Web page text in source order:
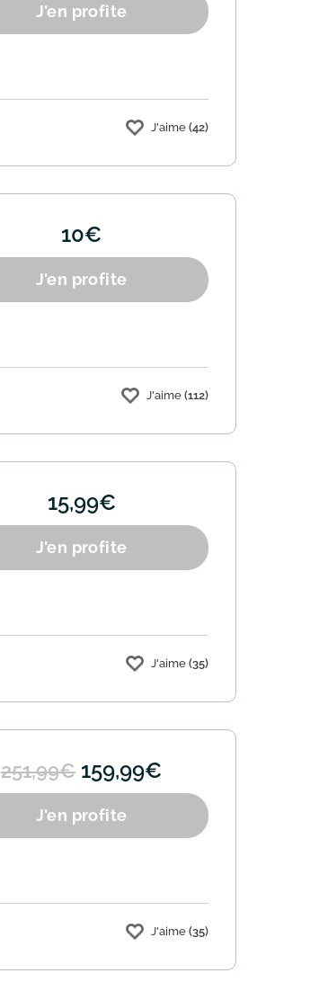
J'en profite
J'aime (42)
10€
J'en profite
J'aime (112)
15,99€
J'en profite
J'aime (35)
251,99€ 159,99€
J'en profite
J'aime (35)